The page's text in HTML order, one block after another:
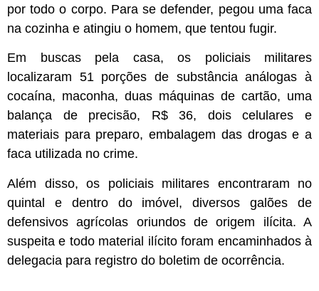
por todo o corpo. Para se defender, pegou uma faca
na cozinha e atingiu o homem, que tentou fugir.
Em buscas pela casa, os policiais militares
localizaram 51 porções de substância análogas à
cocaína, maconha, duas máquinas de cartão, uma
balança de precisão, R$ 36, dois celulares e
materiais para preparo, embalagem das drogas e a
faca utilizada no crime.
Além disso, os policiais militares encontraram no
quintal e dentro do imóvel, diversos galões de
defensivos agrícolas oriundos de origem ilícita. A
suspeita e todo material ilícito foram encaminhados à
delegacia para registro do boletim de ocorrência.